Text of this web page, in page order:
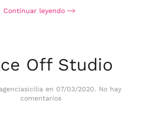
Continuar leyendo
Off Studio
agenciasicilia en 07/03/2020. No hay
comentariosen